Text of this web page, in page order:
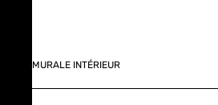
MURALE INTÉRIEUR